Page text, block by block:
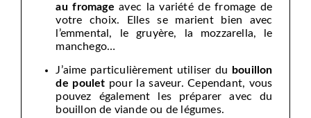
au fromage avec la variété de fromage de
votre choix. Elles se marient bien avec
l’emmental, le gruyère, la mozzarella, le
manchego…
J’aime particulièrement utiliser du
bouillon
de poulet pour la saveur. Cependant, vous
pouvez également les préparer avec du
bouillon de viande ou de légumes.